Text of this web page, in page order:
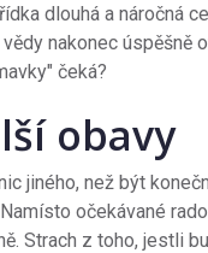
dlouhá a náročná
nakonec úspěšně
čeká?
obavy
jiného, než být
očekávané
Strach z toho, jestli